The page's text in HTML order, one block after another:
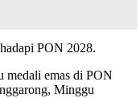
PON 2028.
medali emas di PON
Minggu